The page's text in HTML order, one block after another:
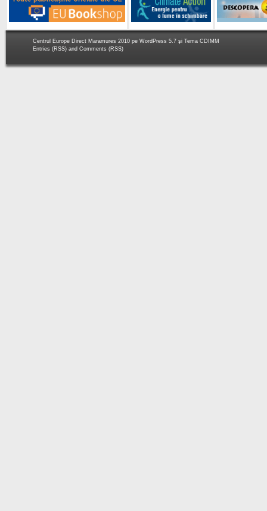
Centrul Europe Direct Maramures 2010 pe WordPress 5.7 şi Tema CDIMM
Entries (RSS) and Comments (RSS)